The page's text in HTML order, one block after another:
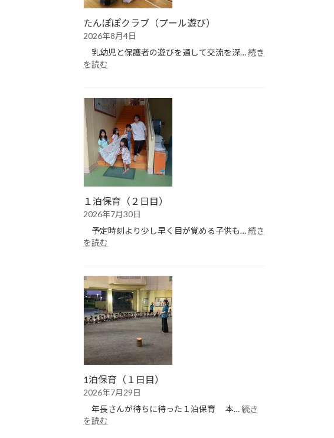
たんぽぽクラブ（プール遊び）
2026年8月4日
乳幼児と保護者の遊びを通して交流を深…続き
を読む
ぽ
ぽ
ク
ラ
ブ
（プ
ー
ル
び）
１泊保育（２日目）
2026年7月30日
予定時刻より少し早く目が覚める子供も…続き
を読む
保
育
（２
日
目）
1泊保育（１日目）
2026年7月29日
年長さんが待ちに待った１泊保育 本…続き
を読む